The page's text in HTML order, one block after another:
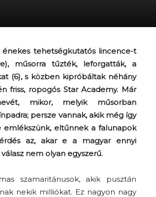
százada
tehetségkutatós lincence-t
műsorra tűzték, leforgatták, a
(6), s közben kipróbáltak néhány
friss, ropogós Star Academy. Már
mikor, melyik műsorban
persze vannak, akik még így
eltűnnek a falunapok
az, akar e a magyar ennyi
nem olyan egyszerű.
szamaritánusok, akik pusztán
nekik milliókat. Ez nagyon nagy